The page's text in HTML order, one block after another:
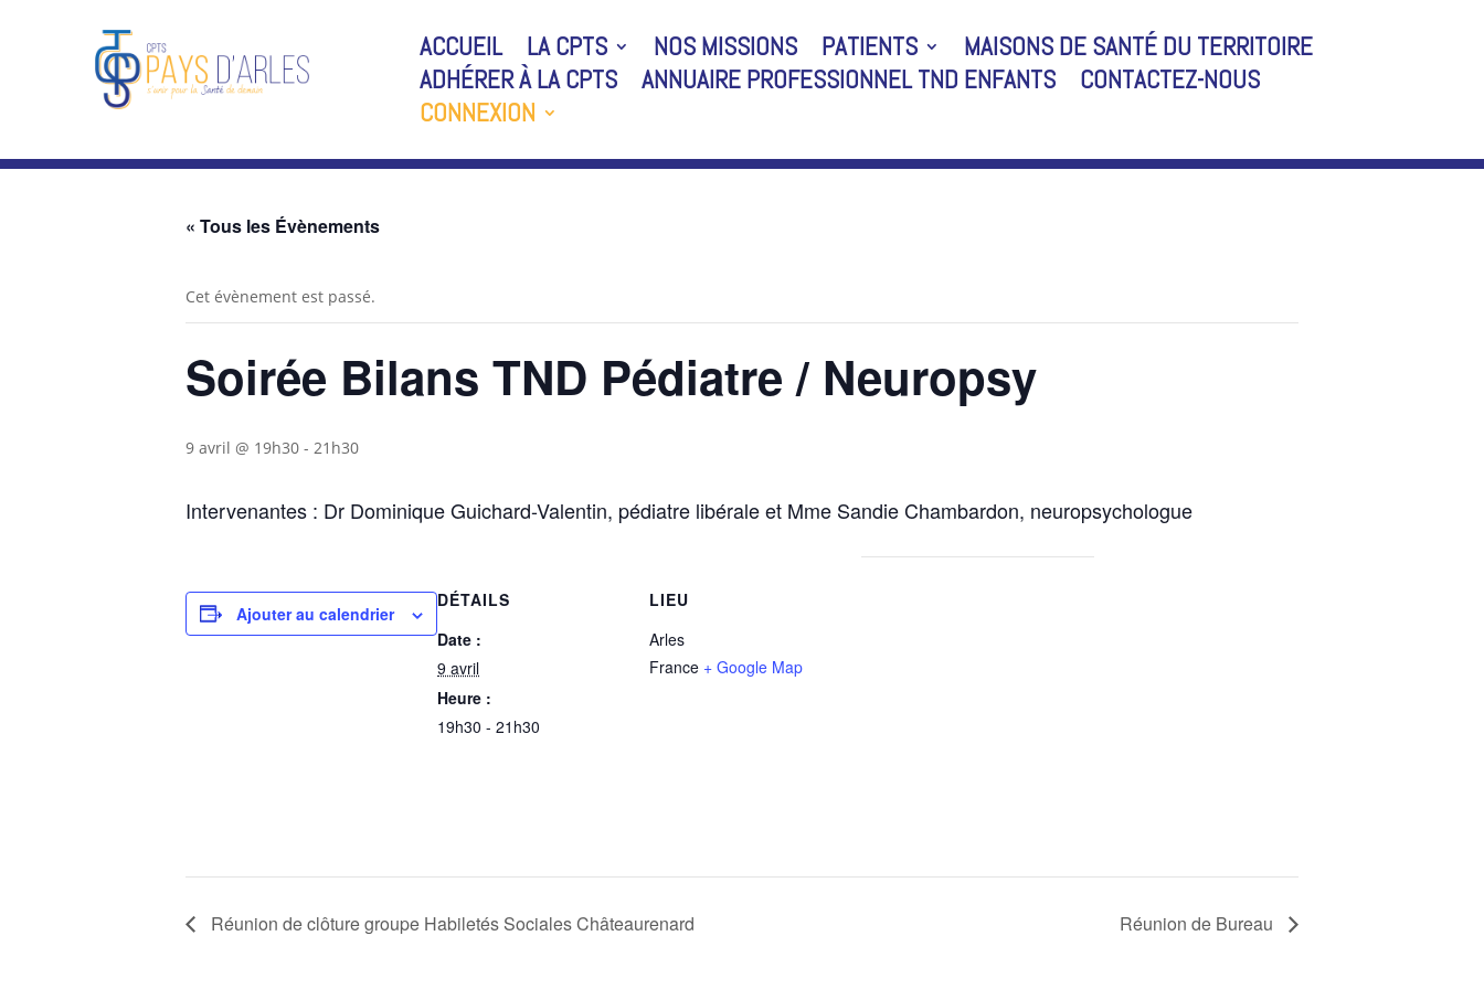
ACCUEIL LA CPTS NOS MISSIONS PATIENTS
MAISONS DE SANTÉ DU TERRITOIRE
ADHÉRER À LA CPTS
ANNUAIRE PROFESSIONNEL TND ENFANTS
CONTACTEZ-NOUS
CONNEXION
« Tous les Évènements
Cet évènement est passé.
Soirée Bilans TND Pédiatre / Neuropsy
9 avril @ 19h30 - 21h30
Intervenantes : Dr Dominique Guichard-Valentin, pédiatre libérale et Mme Sandie Chambardon, neuropsychologue
Ajouter au calendrier
DÉTAILS
Date :
9 avril
Heure :
19h30 - 21h30
LIEU
Arles
France + Google Map
Réunion de clôture groupe Habiletés Sociales Châteaurenard Réunion de Bureau